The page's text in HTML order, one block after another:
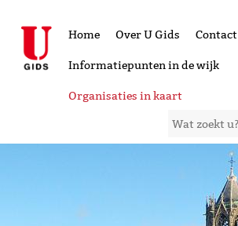
Home Over U Gids Contact
Informatiepunten in de wijk
Organisaties in kaart